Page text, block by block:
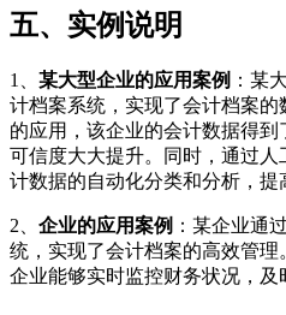
五、实例说明
1、 某大型企业的应用案例 ：某
计档案系统，实现了会计档案
的应用，该企业的会计数据得
可信度大大提升。同时，通过
计数据的自动化分类和分析，提
2、 企业的应用案例 ：某企业通
统，实现了会计档案的高效管
企业能够实时监控财务状况，及